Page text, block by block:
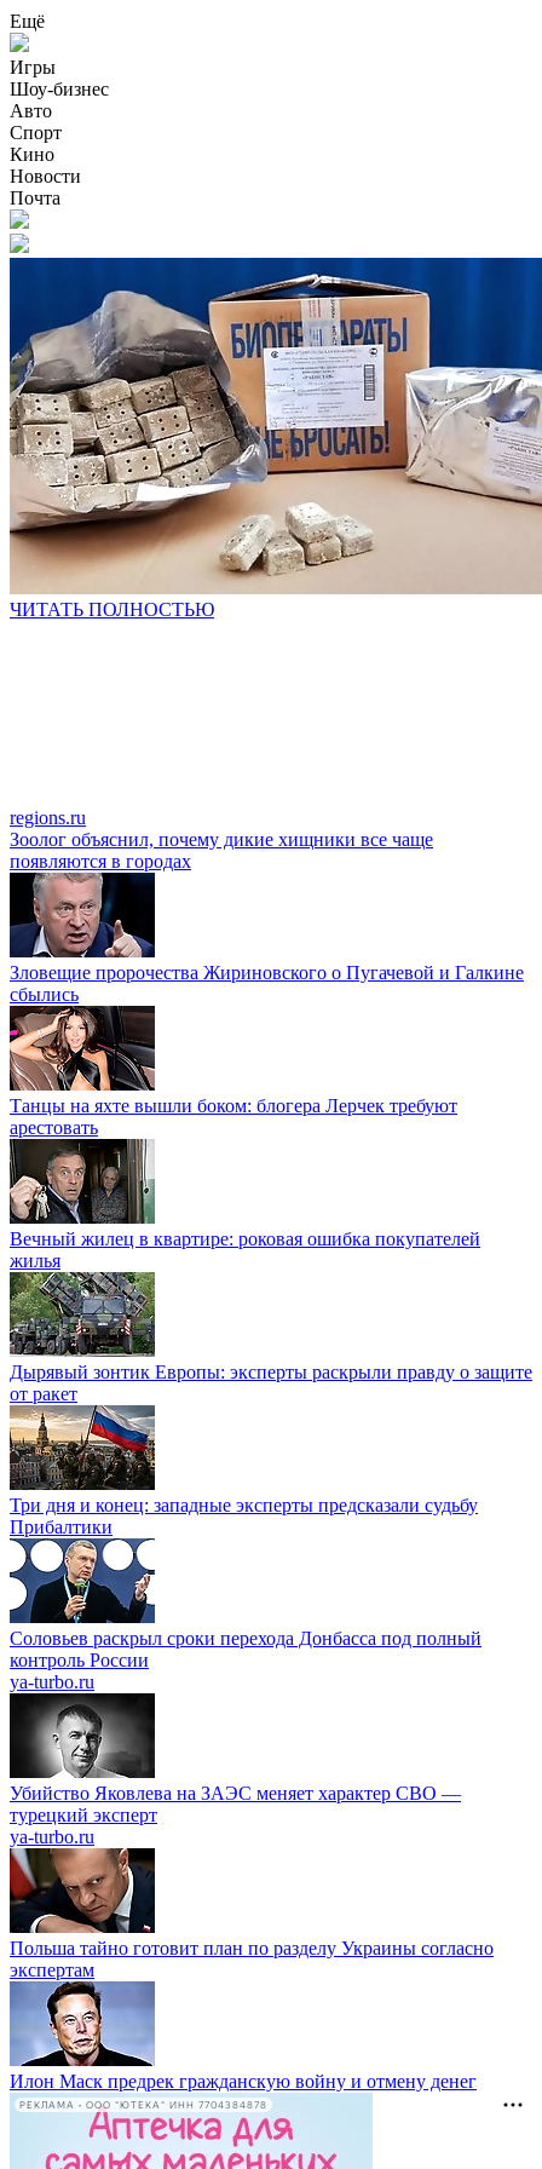
Ещё
Игры
Шоу-бизнес
Авто
Спорт
Кино
Новости
Почта
ЧИТАТЬ ПОЛНОСТЬЮ
regions.ru
Зоолог объяснил, почему дикие хищники все чаще
появляются в городах
Зловещие пророчества Жириновского о Пугачевой и Галкине
сбылись
Танцы на яхте вышли боком: блогера Лерчек требуют
арестовать
Вечный жилец в квартире: роковая ошибка покупателей
жилья
Дырявый зонтик Европы: эксперты раскрыли правду о защите
от ракет
Три дня и конец: западные эксперты предсказали судьбу
Прибалтики
Соловьев раскрыл сроки перехода Донбасса под полный
контроль России
ya-turbo.ru
Убийство Яковлева на ЗАЭС меняет характер СВО —
турецкий эксперт
ya-turbo.ru
Польша тайно готовит план по разделу Украины согласно
экспертам
Илон Маск предрек гражданскую войну и отмену денег
РЕКЛАМА • ООО "ЮТЕКА" ИНН 7704384878